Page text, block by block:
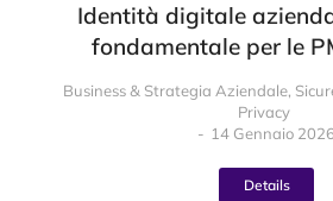
Identità digitale
fondamentale per le
Business & Strategia Aziendale,
Privacy
14 Gennaio 2026
Details